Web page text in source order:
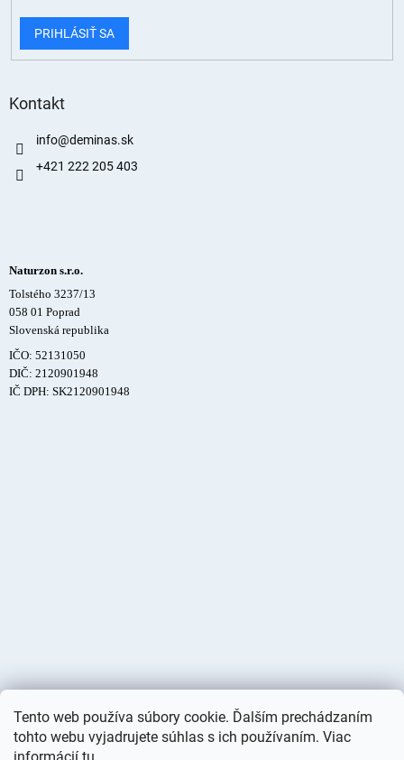
Tento web používa súbory cookie. Ďalším prechádzaním
tohto webu vyjadrujete súhlas s ich používaním. Viac
PRIHLÁSIŤ SA
Kontakt
info@deminas.sk
+421 222 205 403
Naturzon s.r.o.
Tolstého 3237/13
058 01 Poprad
Slovenská republika
IČO: 52131050
DIČ: 2120901948
IČ DPH: SK2120901948